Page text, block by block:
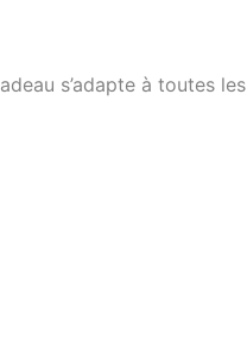
s’adapte à toutes les